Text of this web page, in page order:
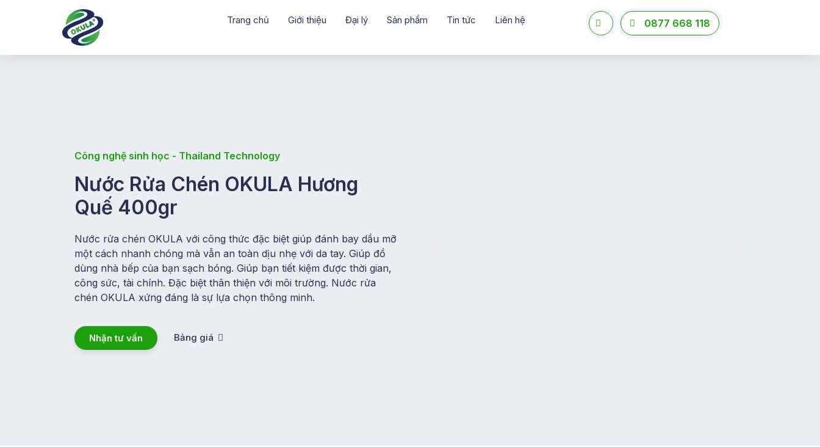
Trang chủ Giới thiệu Đại lý Sản phẩm Tin tức Liên hệ 0877 668 118
Công nghệ sinh học - Thailand Technology
Nước Rửa Chén OKULA Hương
Quế 400gr
Nước rửa chén OKULA với công thức đặc biệt giúp đánh bay dầu mỡ
một cách nhanh chóng mà vẫn an toàn dịu nhẹ với da tay. Giúp đồ
dùng nhà bếp của bạn sạch bóng. Giúp bạn tiết kiệm được thời gian,
công sức, tài chính. Đặc biệt thân thiện với môi trường. Nước rửa
chén OKULA xứng đáng là sự lựa chọn thông minh.
Nhận tư vấn Bảng giá